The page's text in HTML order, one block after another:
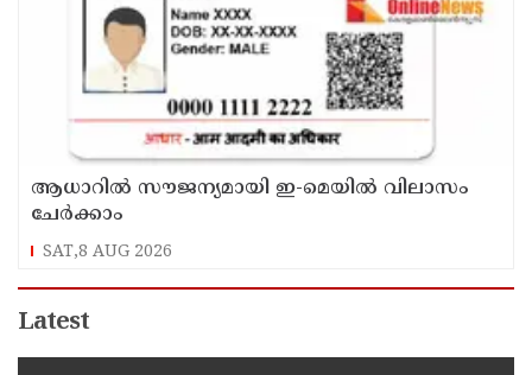
ആധാറിൽ സൗജന്യമായി ഇ-മെയിൽ വിലാസം
ചേർക്കാം
SAT,8 AUG 2026
Latest